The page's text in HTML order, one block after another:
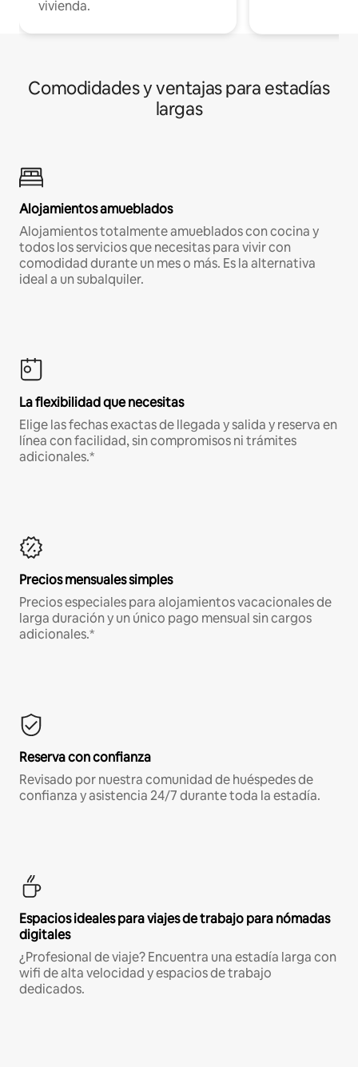
vivienda.
Comodidades y ventajas para estadías
largas
Alojamientos amueblados
Alojamientos totalmente amueblados con cocina y
todos los servicios que necesitas para vivir con
comodidad durante un mes o más. Es la alternativa
ideal a un subalquiler.
La flexibilidad que necesitas
Elige las fechas exactas de llegada y salida y reserva en
línea con facilidad, sin compromisos ni trámites
adicionales.*
Precios mensuales simples
Precios especiales para alojamientos vacacionales de
larga duración y un único pago mensual sin cargos
adicionales.*
Reserva con confianza
Revisado por nuestra comunidad de huéspedes de
confianza y asistencia 24/7 durante toda la estadía.
Espacios ideales para viajes de trabajo para nómadas
digitales
¿Profesional de viaje? Encuentra una estadía larga con
wifi de alta velocidad y espacios de trabajo
dedicados.